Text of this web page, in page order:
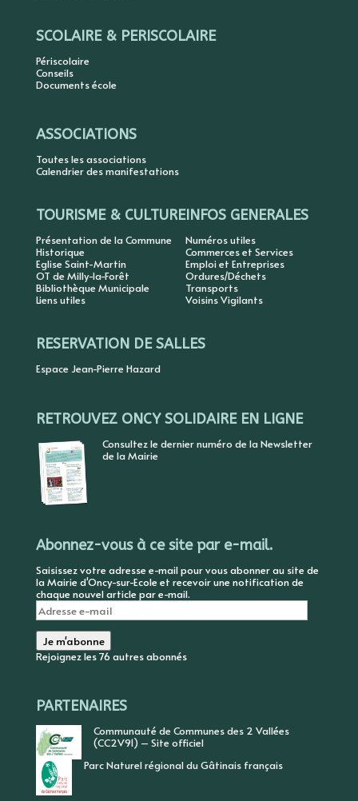
SCOLAIRE & PERISCOLAIRE
Périscolaire
Conseils
Documents école
ASSOCIATIONS
Toutes les associations
Calendrier des manifestations
TOURISME & CULTURE
Présentation de la Commune
Historique
Eglise Saint-Martin
OT de Milly-la-Forêt
Bibliothèque Municipale
Liens utiles
INFOS GENERALES
Numéros utiles
Commerces et Services
Emploi et Entreprises
Ordures/Déchets
Transports
Voisins Vigilants
RESERVATION DE SALLES
Espace Jean-Pierre Hazard
RETROUVEZ ONCY SOLIDAIRE EN LIGNE
Consultez le dernier numéro de la Newsletter
de la Mairie
Abonnez-vous à ce site par e-mail.
Saisissez votre adresse e-mail pour vous abonner au site de
la Mairie d'Oncy-sur-Ecole et recevoir une notification de
chaque nouvel article par e-mail.
Adresse
e-
mail
Je m'abonne
Rejoignez les 76 autres abonnés
PARTENAIRES
Communauté de Communes des 2 Vallées
(CC2V91) – Site officiel
Parc Naturel régional du Gâtinais français